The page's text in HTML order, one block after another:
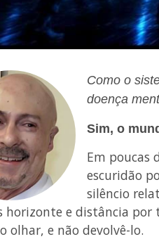
Como o
doença
Sim, o
Em poucas
escuridão
silêncio
horizonte e distância por
olhar, e não devolvê-lo.